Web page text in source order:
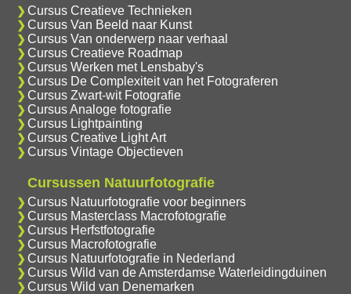
Cursus Creatieve Technieken
Cursus Van Beeld naar Kunst
Cursus Van onderwerp naar verhaal
Cursus Creatieve Roadmap
Cursus Werken met Lensbaby's
Cursus De Complexiteit van het Fotograferen
Cursus Zwart-wit Fotografie
Cursus Analoge fotografie
Cursus Lightpainting
Cursus Creative Light Art
Cursus Vintage Objectieven
Cursussen Natuurfotografie
Cursus Natuurfotografie voor beginners
Cursus Masterclass Macrofotografie
Cursus Herfstfotografie
Cursus Macrofotografie
Cursus Natuurfotografie in Nederland
Cursus Wild van de Amsterdamse Waterleidingduinen
Cursus Wild van Denemarken